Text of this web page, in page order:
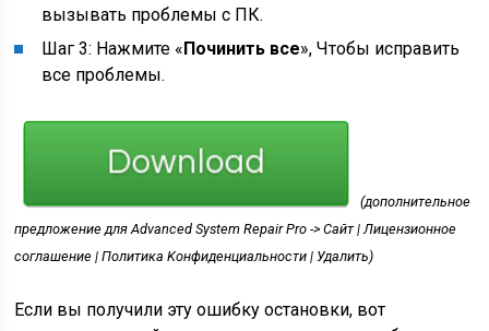
вызывать проблемы с ПК.
Шаг 3: Нажмите «Починить все», Чтобы исправить
все проблемы.
(дополнительное
предложение для Advanced System Repair Pro -> Cайт | Лицензионное
соглашение | Политика Kонфиденциальности | Удалить)
Если вы получили эту ошибку остановки, вот